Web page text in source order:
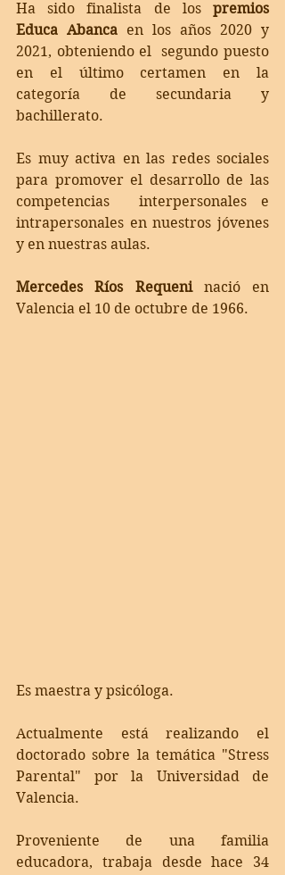
Ha sido finalista de los premios
Educa Abanca en los años 2020 y
2021, obteniendo el  segundo puesto
en el último certamen en la
categoría de secundaria y
bachillerato.
Es muy activa en las redes sociales
para promover el desarrollo de las
competencias  interpersonales e
intrapersonales en nuestros jóvenes
y en nuestras aulas.
Mercedes Ríos Requeni nació en
Valencia el 10 de octubre de 1966.
Es maestra y psicóloga.
Actualmente está realizando el
doctorado sobre la temática "Stress
Parental" por la Universidad de
Valencia.
Proveniente de una familia
educadora, trabaja desde hace 34